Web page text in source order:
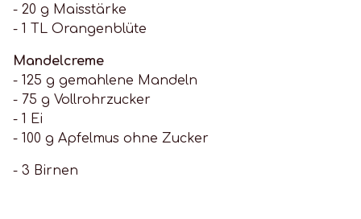
- 20 g Maisstärke
- 1 TL Orangenblüte
Mandelcreme
- 125 g gemahlene Mandeln
- 75 g Vollrohrzucker
- 1 Ei
- 100 g Apfelmus ohne Zucker
- 3 Birnen